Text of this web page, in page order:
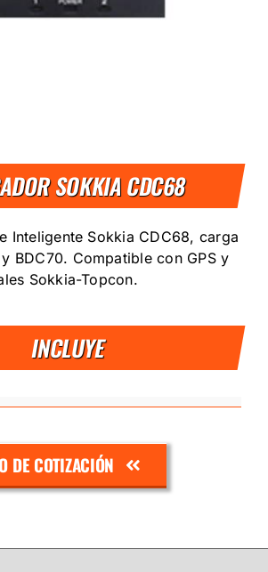
SOKKIA CDC68
INCLUYE
Inteligente Sokkia CDC68, carga
BDC70. Compatible con GPS y
Sokkia-Topcon.
DE COTIZACIÓN